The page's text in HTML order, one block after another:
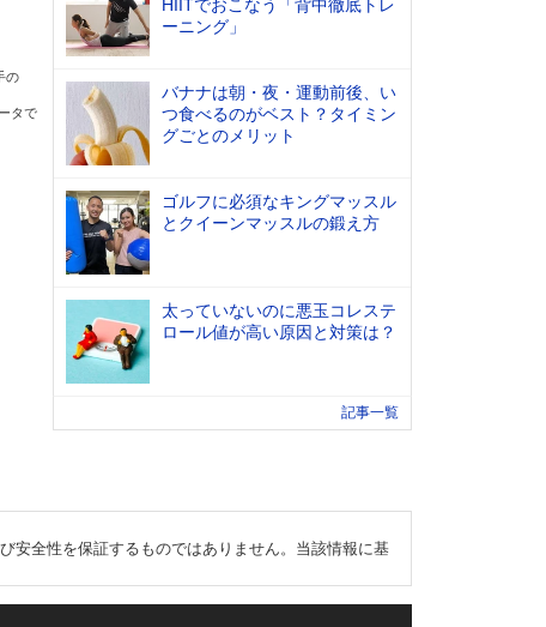
の
タで
HIITでおこなう「背中徹底トレ
ーニング」
バナナは朝・夜・運動前後、い
つ食べるのがベスト？タイミン
グごとのメリット
ゴルフに必須なキングマッスル
とクイーンマッスルの鍛え方
太っていないのに悪玉コレステ
ロール値が高い原因と対策は？
記事一覧
安全性を保証するものではありません。当該情報に基